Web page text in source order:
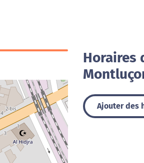
Horaires
Ajouter des